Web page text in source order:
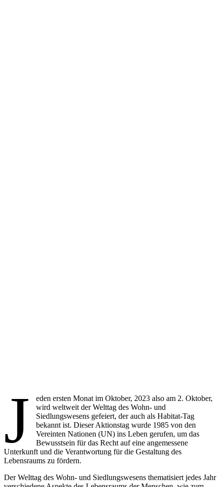
J
eden ersten Monat im Oktober, 2023 also am 2. Oktober,
wird weltweit der Welttag des Wohn- und
Siedlungswesens gefeiert, der auch als Habitat-Tag
bekannt ist. Dieser Aktionstag wurde 1985 von den
Vereinten Nationen (UN) ins Leben gerufen, um das
Bewusstsein für das Recht auf eine angemessene
Unterkunft und die Verantwortung für die Gestaltung des
Lebensraums zu fördern.
Der Welttag des Wohn- und Siedlungswesens thematisiert jedes Jahr